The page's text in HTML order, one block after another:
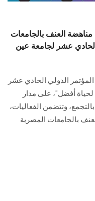
مناهضة العنف بالجامعات
عشر لجامعة عين
الدولي الحادي عشر
أفضل"، على مدار
بالتجمع، وتتضمن الفعاليات،
بالجامعات المصرية